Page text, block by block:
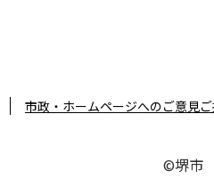
市政・ホームページへのご意見
©堺市